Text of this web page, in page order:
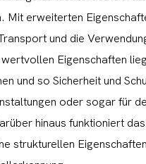
Mit erweiterten
und die
Eigenschaften
und so Sicherheit und
oder sogar für
hinaus funktioniert
strukturellen